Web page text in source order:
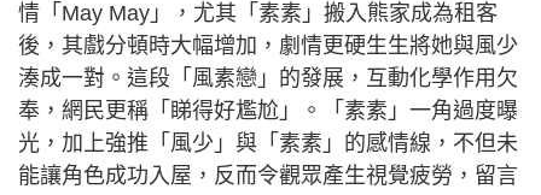
情「May May」，尤其「素素」搬入熊家成為租客
後，其戲分頓時大幅增加，劇情更硬生生將她與風少
湊成一對。這段「風素戀」的發展，互動化學作用欠
奉，網民更稱「睇得好尷尬」。「素素」一角過度曝
光，加上強推「風少」與「素素」的感情線，不但未
能讓角色成功入屋，反而令觀眾產生視覺疲勞，留言